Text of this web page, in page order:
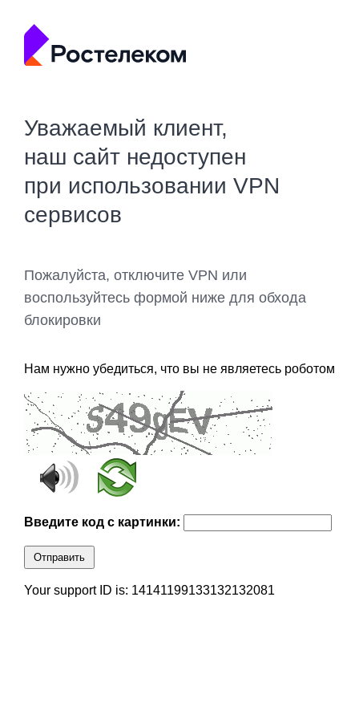
Уважаемый клиент,
наш сайт недоступен
при использовании VPN
сервисов
Пожалуйста, отключите VPN или
воспользуйтесь формой ниже для обхода
блокировки
Нам нужно убедиться, что вы не являетесь роботом
Введите код с картинки:
Отправить
Your support ID is: 14141199133132132081